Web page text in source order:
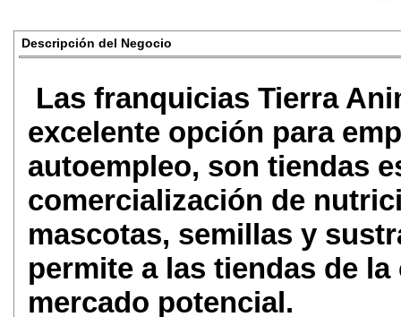
Descripción del Negocio
Las franquicias Tierra
excelente opción para
autoempleo, son tiendas
comercialización de
mascotas, semillas y
permite a las tiendas de
mercado potencial.